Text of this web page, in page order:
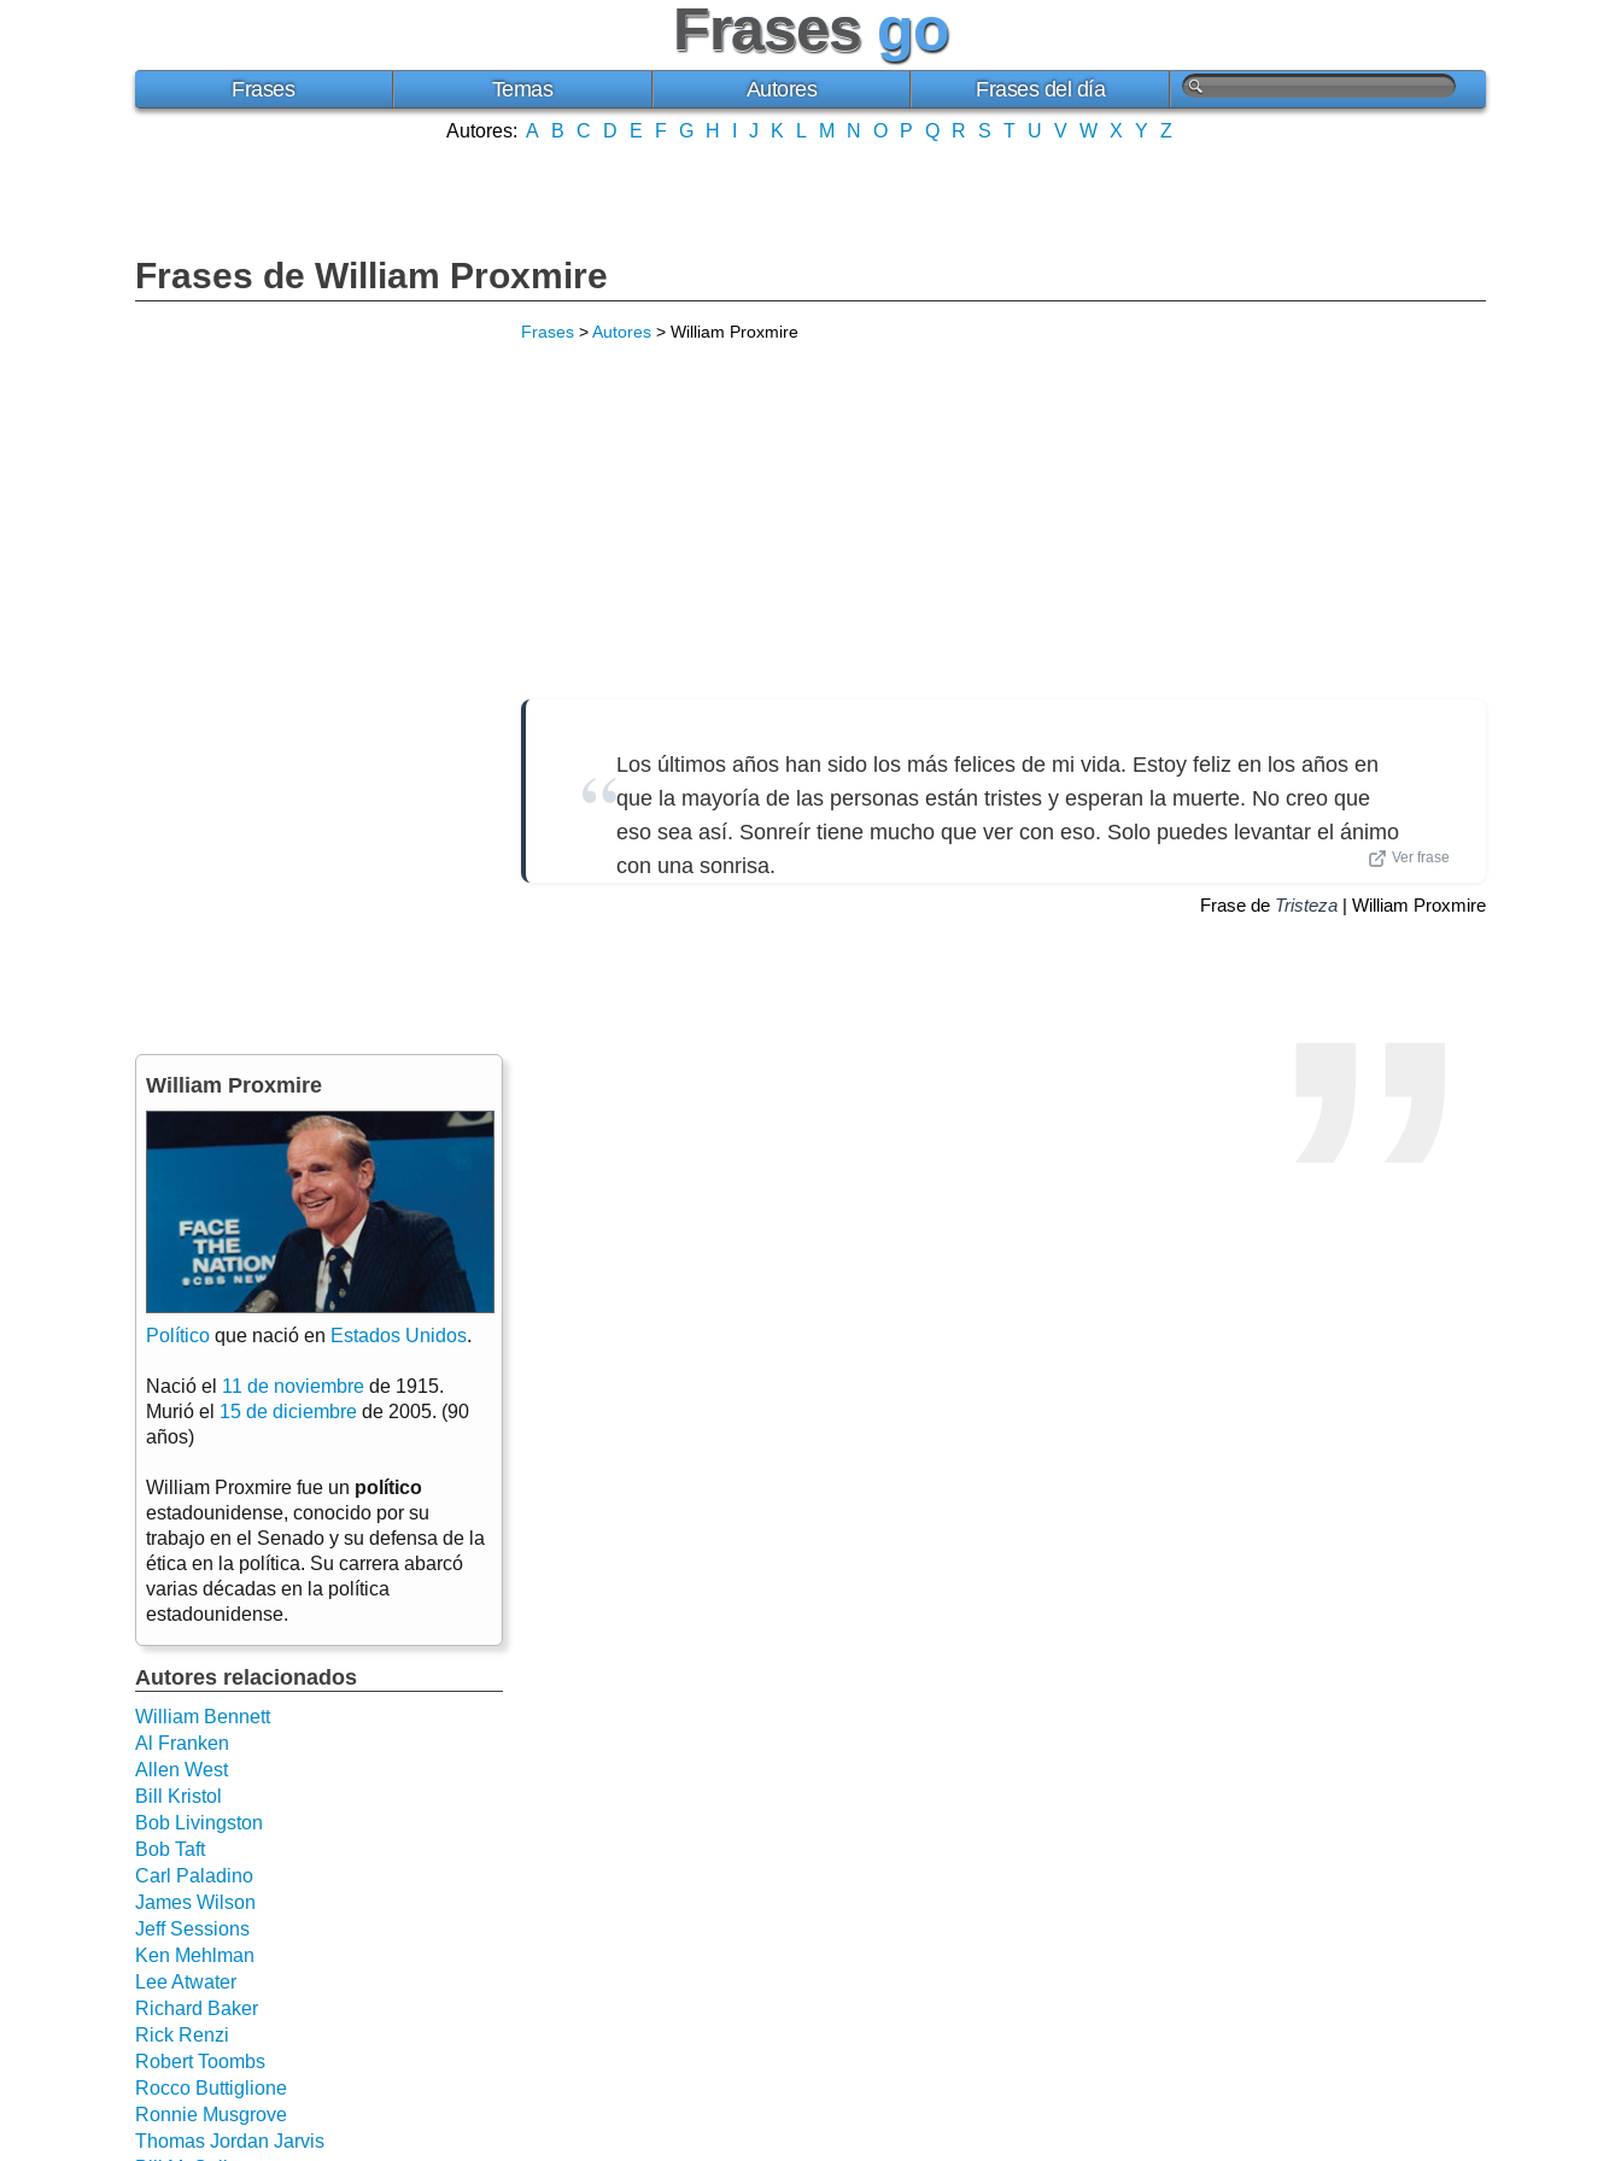
Frases go
Frases Temas Autores Frases del día
Autores: A B C D E F G H J K L M N O P Q R S T U V W X Y Z
Frases de William Proxmire
Frases >Autores > William Proxmire
Los últimos años han sido los más felices de mi vida. Estoy feliz en los años en
que la mayoría de las personas están tristes y esperan la muerte. No creo que
eso sea así. Sonreír tiene mucho que ver con eso. Solo puedes levantar el ánimo
con una sonrisa.
Ver frase
Frase de Tristeza | William Proxmire
William Proxmire
Político que nació en Estados Unidos.
Nació el 11 de noviembre de 1915.
Murió el 15 de diciembre de 2005. (90
años)
William Proxmire fue un político
estadounidense, conocido por su
trabajo en el Senado y su defensa de la
ética en la política. Su carrera abarcó
varias décadas en la política
estadounidense.
Autores relacionados
William Bennett
Al Franken
Allen West
Bill Kristol
Bob Livingston
Bob Taft
Carl Paladino
James Wilson
Jeff Sessions
Ken Mehlman
Lee Atwater
Richard Baker
Rick Renzi
Robert Toombs
Rocco Buttiglione
Ronnie Musgrove
Thomas Jordan Jarvis